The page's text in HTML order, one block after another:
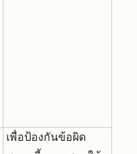
เพื่อป้องกันข้อผิด